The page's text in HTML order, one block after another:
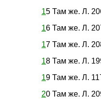
15 Там же. Л.
16 Там же. Л.
17 Там же. Л.
18 Там же. Л.
19 Там же. Л.
20 Там же. Л.